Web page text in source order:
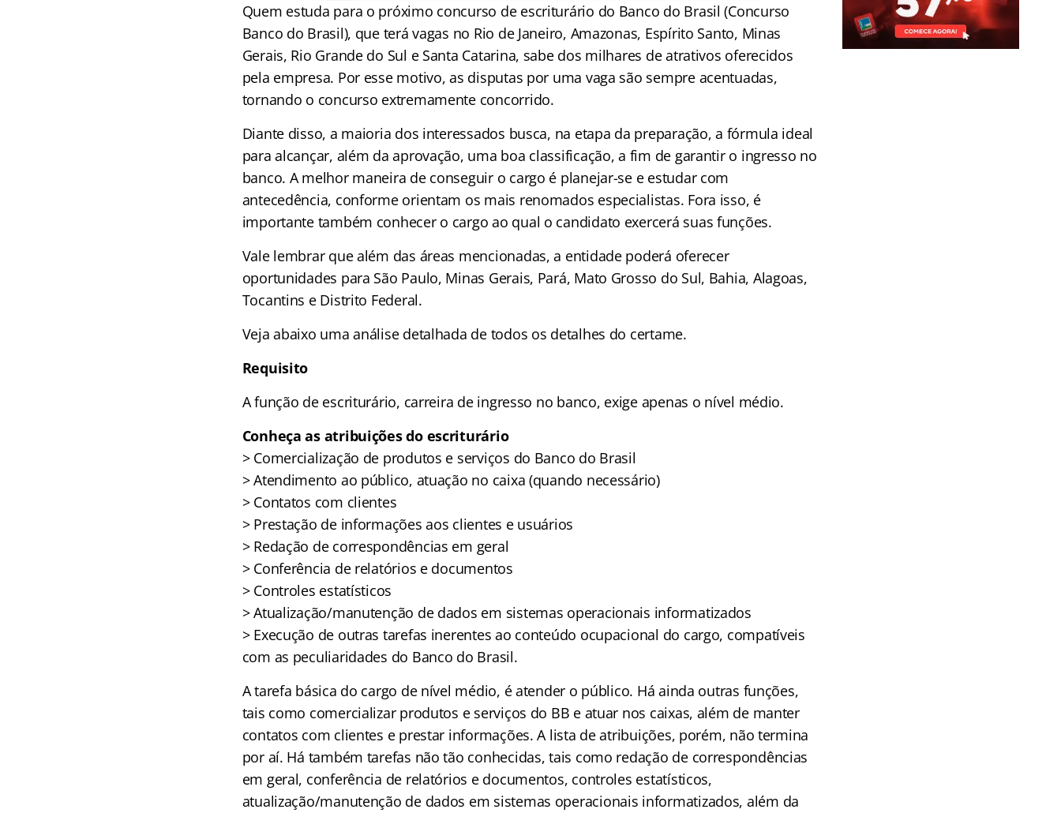
Quem estuda para o próximo concurso de escriturário do Banco do Brasil (Concurso
Banco do Brasil), que terá vagas no Rio de Janeiro, Amazonas, Espírito Santo, Minas
Gerais, Rio Grande do Sul e Santa Catarina, sabe dos milhares de atrativos oferecidos
pela empresa. Por esse motivo, as disputas por uma vaga são sempre acentuadas,
tornando o concurso extremamente concorrido.
Diante disso, a maioria dos interessados busca, na etapa da preparação, a fórmula ideal
para alcançar, além da aprovação, uma boa classificação, a fim de garantir o ingresso no
banco. A melhor maneira de conseguir o cargo é planejar-se e estudar com
antecedência, conforme orientam os mais renomados especialistas. Fora isso, é
importante também conhecer o cargo ao qual o candidato exercerá suas funções.
Vale lembrar que além das áreas mencionadas, a entidade poderá oferecer
oportunidades para São Paulo, Minas Gerais, Pará, Mato Grosso do Sul, Bahia, Alagoas,
Tocantins e Distrito Federal.
Veja abaixo uma análise detalhada de todos os detalhes do certame.
Requisito
A função de escriturário, carreira de ingresso no banco, exige apenas o nível médio.
Conheça as atribuições do escriturário
> Comercialização de produtos e serviços do Banco do Brasil
> Atendimento ao público, atuação no caixa (quando necessário)
> Contatos com clientes
> Prestação de informações aos clientes e usuários
> Redação de correspondências em geral
> Conferência de relatórios e documentos
> Controles estatísticos
> Atualização/manutenção de dados em sistemas operacionais informatizados
> Execução de outras tarefas inerentes ao conteúdo ocupacional do cargo, compatíveis
com as peculiaridades do Banco do Brasil.
A tarefa básica do cargo de nível médio, é atender o público. Há ainda outras funções,
tais como comercializar produtos e serviços do BB e atuar nos caixas, além de manter
contatos com clientes e prestar informações. A lista de atribuições, porém, não termina
por aí. Há também tarefas não tão conhecidas, tais como redação de correspondências
em geral, conferência de relatórios e documentos, controles estatísticos,
atualização/manutenção de dados em sistemas operacionais informatizados, além da